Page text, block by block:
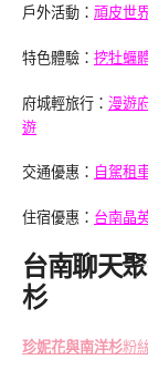
戶外活動： 頑皮世
特色體驗： 挖牡蠣
府城輕旅行： 漫遊
遊
交通優惠： 自駕租
住宿優惠： 台南晶
台南聊天
杉
珍妮花與南洋杉粉